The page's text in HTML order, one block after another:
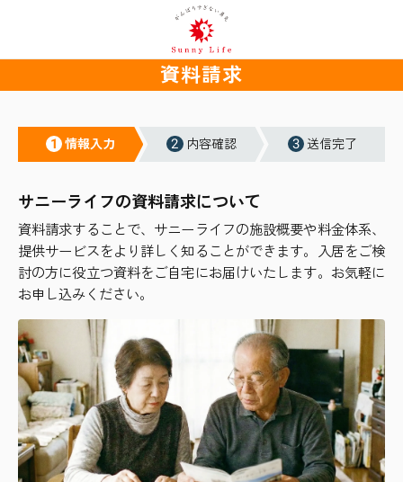
資料請求
1 情報入力 2 内容確認 3 送信完了
サニーライフの資料請求について
資料請求することで、サニーライフの施設概要や料金体系、
提供サービスをより詳しく知ることができます。入居をご検
討の方に役立つ資料をご自宅にお届けいたします。お気軽に
お申し込みください。